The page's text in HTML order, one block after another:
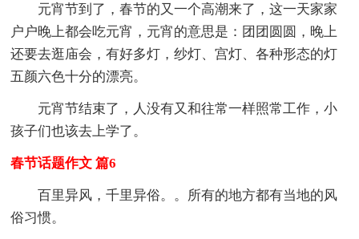
元宵节到了，春节的又一个高潮来了，这一天家家
户户晚上都会吃元宵，元宵的意思是：团团圆圆，晚上
还要去逛庙会，有好多灯，纱灯、宫灯、各种形态的灯
五颜六色十分的漂亮。
元宵节结束了，人没有又和往常一样照常工作，小
孩子们也该去上学了。
春节话题作文 篇6
百里异风，千里异俗。。所有的地方都有当地的风
俗习惯。